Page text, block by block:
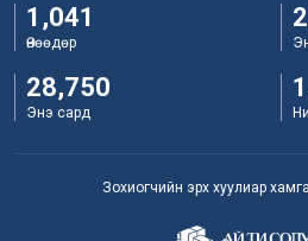
1,041
Өнөөдөр
28,750
Энэ сард
Зохиогчийн эрх хуулиар